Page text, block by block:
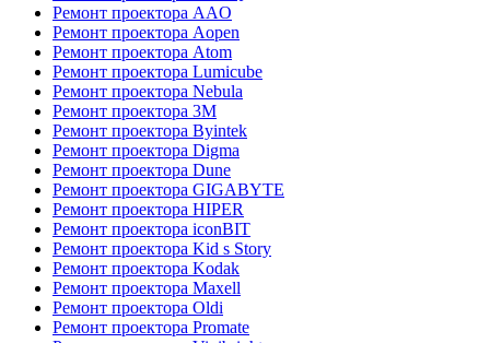
Ремонт проектора AAO
Ремонт проектора Aopen
Ремонт проектора Atom
Ремонт проектора Lumicube
Ремонт проектора Nebula
Ремонт проектора 3M
Ремонт проектора Byintek
Ремонт проектора Digma
Ремонт проектора Dune
Ремонт проектора GIGABYTE
Ремонт проектора HIPER
Ремонт проектора iconBIT
Ремонт проектора Kid s Story
Ремонт проектора Kodak
Ремонт проектора Maxell
Ремонт проектора Oldi
Ремонт проектора Promate